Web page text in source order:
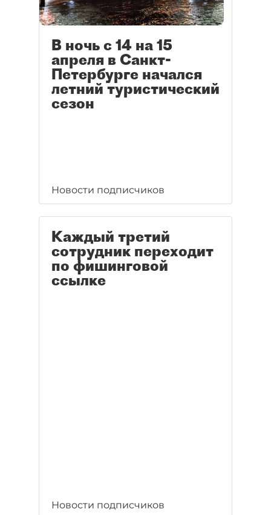
В ночь с 14 на 15
апреля в Санкт-
Петербурге начался
летний туристический
сезон
Новости подписчиков
Каждый третий
сотрудник переходит
по фишинговой
ссылке
Новости подписчиков